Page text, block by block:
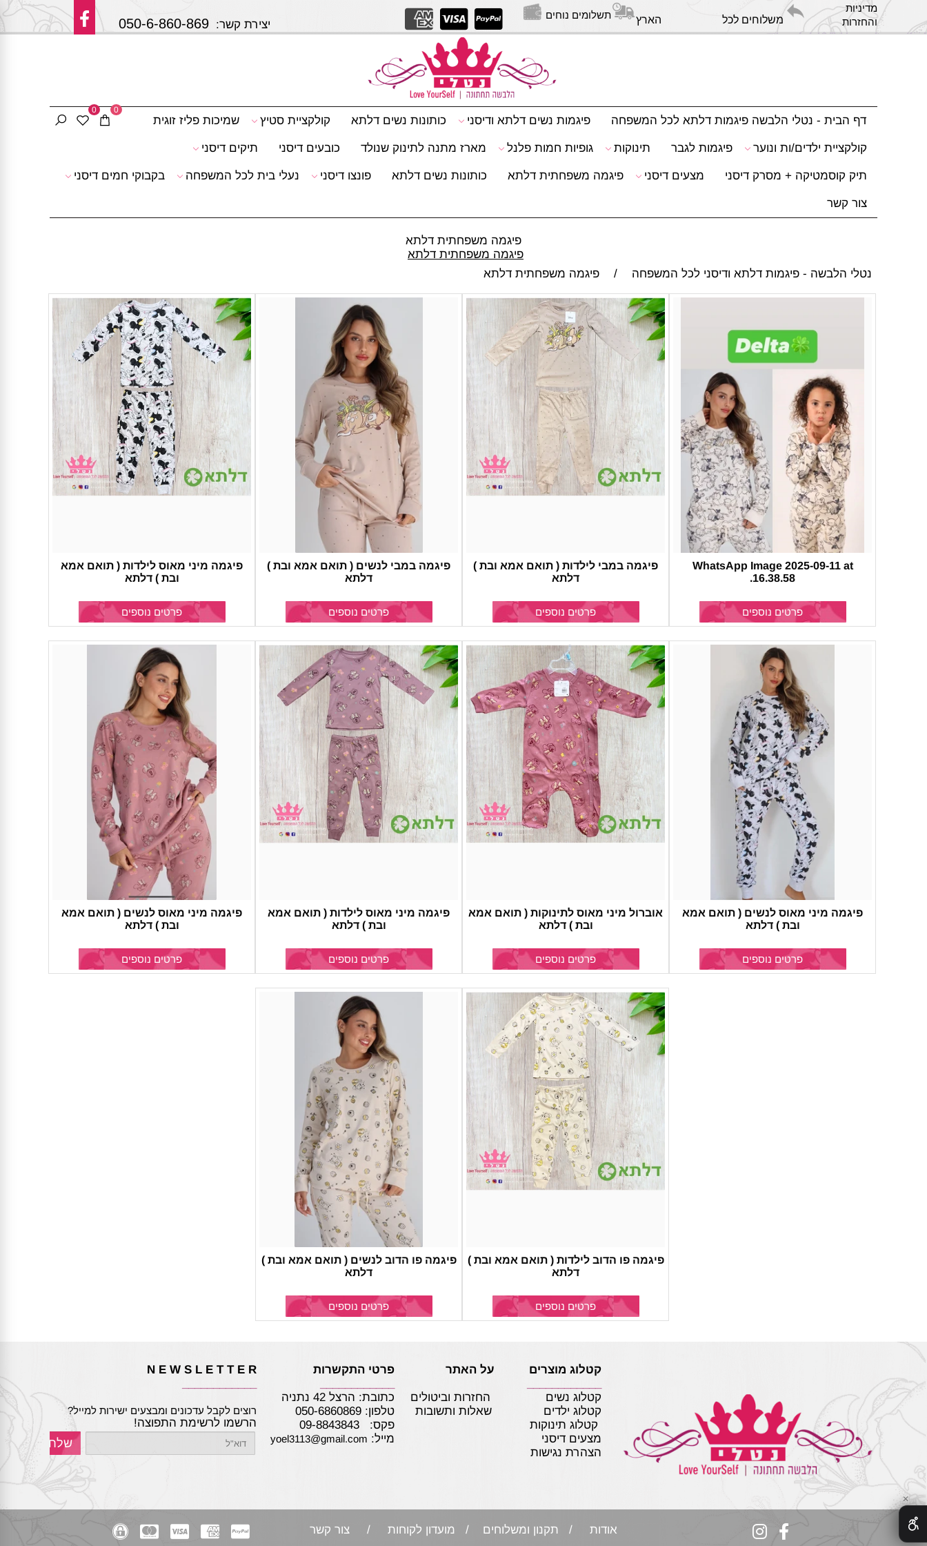
מדיניות
והחזרות
משלוחים לכל הארץ תשלומים נוחים
יצירת קשר: 050-6-860-869
0 0
דף הבית - נטלי הלבשה פיגמות דלתא לכל המשפחה פיגמות נשים דלתא ודיסני כותונות נשים דלתא קולקציית סטיץ שמיכות פליז זוגית
קולקציית ילדים/ות ונוער פיגמות לגבר תינוקות גופיות חמות פלנל מארז מתנה לתינוק שנולד כובעים דיסני תיקים דיסני
תיק קוסמטיקה + מסרק דיסני מצעים דיסני פיגמה משפחתית דלתא כותונות נשים דלתא פונצו דיסני נעלי בית לכל המשפחה בקבוקי חמים דיסני
צור קשר
פיגמה משפחתית דלתא
פיגמה משפחתית דלתא
נטלי הלבשה - פיגמות דלתא ודיסני לכל המשפחה
/ פיגמה משפחתית דלתא
WhatsApp Image 2025-09-11 at
16.38.58.
פרטים נוספים
פיגמה במבי לילדות ( תואם אמא ובת )
דלתא
פרטים נוספים
פיגמה במבי לנשים ( תואם אמא ובת )
דלתא
פרטים נוספים
פיגמה מיני מאוס לילדות ( תואם אמא
ובת ) דלתא
פרטים נוספים
פיגמה מיני מאוס לנשים ( תואם אמא
ובת ) דלתא
פרטים נוספים
אוברול מיני מאוס לתינוקות ( תואם אמא
ובת ) דלתא
פרטים נוספים
פיגמה מיני מאוס לילדות ( תואם אמא
ובת ) דלתא
פרטים נוספים
פיגמה מיני מאוס לנשים ( תואם אמא
ובת ) דלתא
פרטים נוספים
פיגמה פו הדוב לילדות ( תואם אמא ובת )
דלתא
פרטים נוספים
פיגמה פו הדוב לנשים ( תואם אמא ובת )
דלתא
פרטים נוספים
קטלוג מוצרים על האתר
קטלוג נשים
החזרות וביטולים
קטלוג ילדים
שאלות ותשובות
קטלוג תינוקות
מצעים דיסני
הצהרת נגישות
פרטי התקשרות
כתובת: הרצל 42 נתניה
טלפון: 050-6860869
פקס: 09-8843843
מייל: yoel3113@gmail.com
N E W S L E T T E R
רוצים לקבל עדכונים ומבצעים ישירות למייל?
הרשמו לרשימת התפוצה!
אודות / תקנון ומשלוחים / מועדון לקוחות / צור קשר
✕